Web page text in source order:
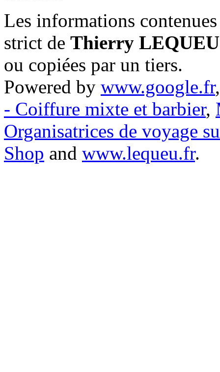
Les informations
strict de Thierry LEQUEU
ou copiées par un tiers.
Powered by www.google.fr
- Coiffure mixte et barbier,
Organisatrices de voyage
Shop and www.lequeu.fr.